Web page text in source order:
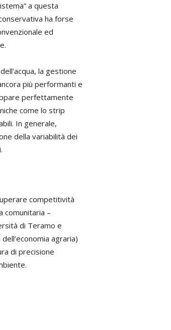
a questa
ha forse
ed
la gestione
più performanti e
perfettamente
come lo strip
In generale,
della variabilità dei
competitività
comunitaria –
di Teramo e
agraria)
di precisione